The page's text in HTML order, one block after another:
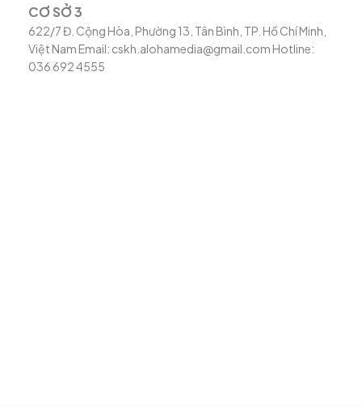
CƠ SỞ 3
622/7 Đ. Cộng Hòa, Phường 13, Tân Bình, TP. Hồ Chí Minh,
Việt Nam Email: cskh.alohamedia@gmail.com Hotline:
036 692 4555